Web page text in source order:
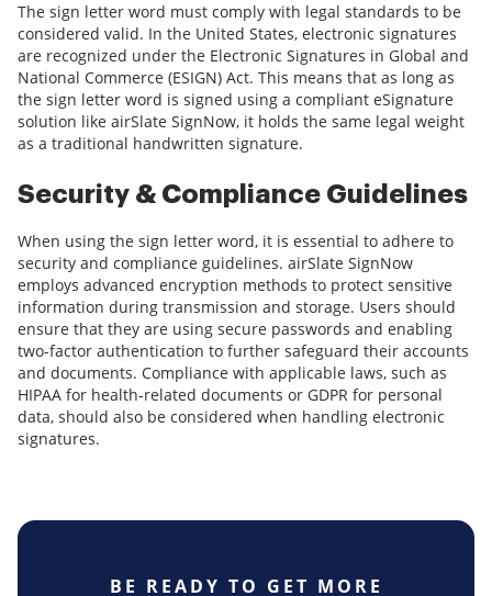
The sign letter word must comply with legal standards to be
considered valid. In the United States, electronic signatures
are recognized under the Electronic Signatures in Global and
National Commerce (ESIGN) Act. This means that as long as
the sign letter word is signed using a compliant eSignature
solution like airSlate SignNow, it holds the same legal weight
as a traditional handwritten signature.
Security & Compliance Guidelines
When using the sign letter word, it is essential to adhere to
security and compliance guidelines. airSlate SignNow
employs advanced encryption methods to protect sensitive
information during transmission and storage. Users should
ensure that they are using secure passwords and enabling
two-factor authentication to further safeguard their accounts
and documents. Compliance with applicable laws, such as
HIPAA for health-related documents or GDPR for personal
data, should also be considered when handling electronic
signatures.
BE READY TO GET MORE